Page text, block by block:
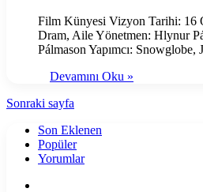
Film Künyesi Vizyon Tarihi: 16
Dram, Aile Yönetmen: Hlynur
Pálmason Yapımcı:
Devamını Oku »
Sonraki sayfa
Son Eklenen
Popüler
Yorumlar